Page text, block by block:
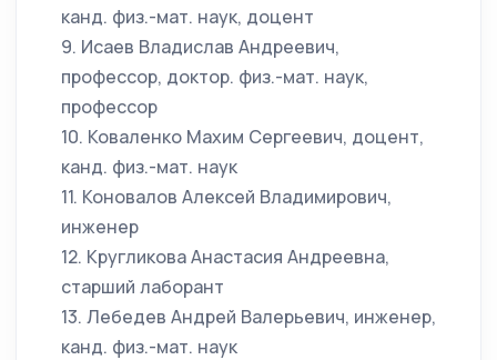
канд. физ.-мат. наук, доцент
9. Исаев Владислав Андреевич,
профессор, доктор. физ.-мат. наук,
профессор
10. Коваленко Махим Сергеевич, доцент,
канд. физ.-мат. наук
11. Коновалов Алексей Владимирович,
инженер
12. Кругликова Анастасия Андреевна,
старший лаборант
13. Лебедев Андрей Валерьевич, инженер,
канд. физ.-мат. наук